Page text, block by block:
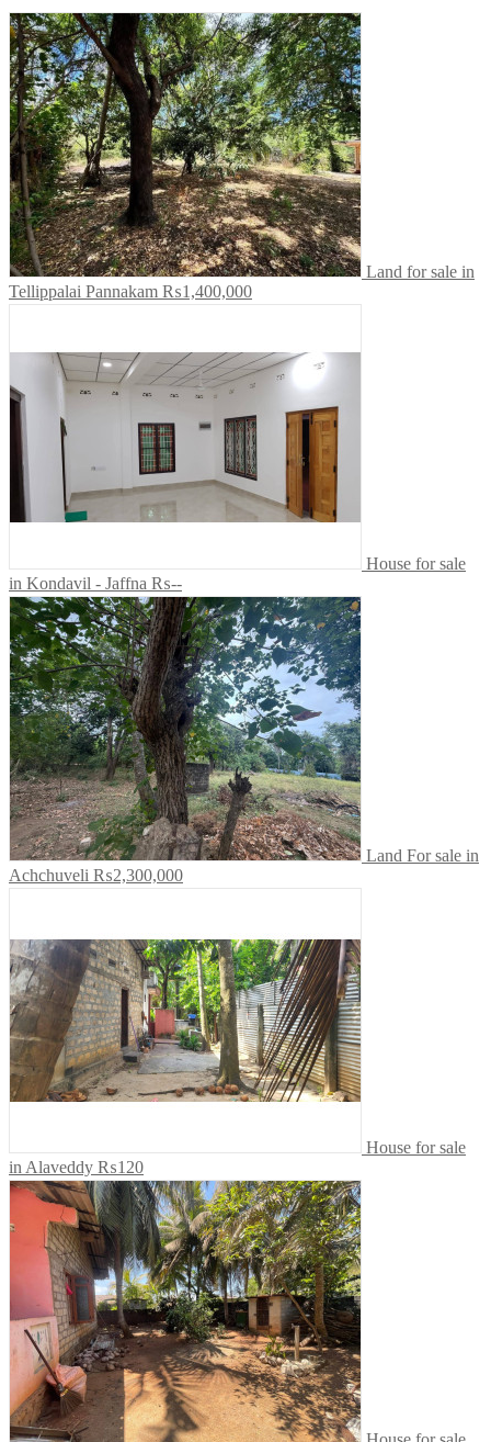
Land for sale in
Tellippalai Pannakam ₨1,400,000
House for sale
in Kondavil - Jaffna ₨--
Land For sale in
Achchuveli ₨2,300,000
House for sale
in Alaveddy ₨120